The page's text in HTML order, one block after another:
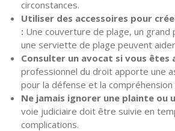
circonstances.
Utiliser des accessoires pour
: Une couverture de plage, un
une serviette de plage peuvent
Consulter un avocat si vous êtes
professionnel du droit apporte une
pour la défense et la compréhension
Ne jamais ignorer une plainte ou
voie judiciaire doit être suivie en
complications.